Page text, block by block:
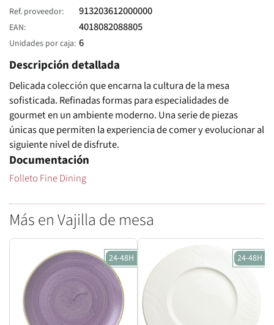
Ref. proveedor 913203612000000
EAN 4018082088805
Unidades por caja 6
Descripción detallada
Delicada colección que encarna la cultura de la mesa
sofisticada. Refinadas formas para especialidades de
gourmet en un ambiente moderno. Una serie de piezas
únicas que permiten la experiencia de comer y evolucionar al
siguiente nivel de disfrute.
Documentación
Folleto Fine Dining
Más en Vajilla de mesa
24-48H 24-48H